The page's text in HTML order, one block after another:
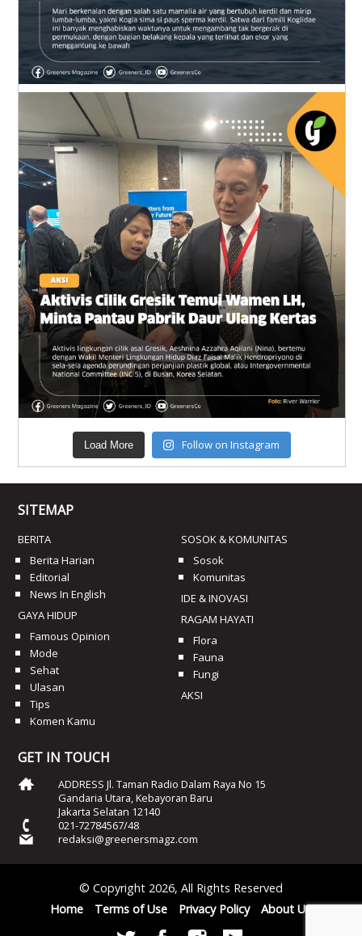
Load More Follow on Instagram
SITEMAP
BERITA
Berita Harian
Editorial
News In English
GAYA HIDUP
Famous Opinion
Mode
Sehat
Ulasan
Tips
Komen Kamu
SOSOK & KOMUNITAS
Sosok
Komunitas
IDE & INOVASI
RAGAM HAYATI
Flora
Fauna
Fungi
AKSI
GET IN TOUCH
ADDRESS Jl. Taman Radio Dalam Raya No 15
Gandaria Utara, Kebayoran Baru
Jakarta Selatan 12140
021-72784567/48
redaksi@greenersmagz.com
© Copyright 2026, All Rights Reserved
Home
Terms of Use Privacy Policy About Us